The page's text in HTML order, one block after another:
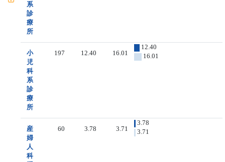
系
診
療
所
小
児
科
系
診
療
所
197 12.40 16.01
12.40
16.01
産
婦
人
科
60 3.78 3.71
3.78
3.71